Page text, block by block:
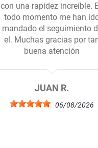
con una rapidez increíble.
todo momento me han
mandado el seguimiento
el. Muchas gracias por
buena atención
JUAN R.
06/08/2026